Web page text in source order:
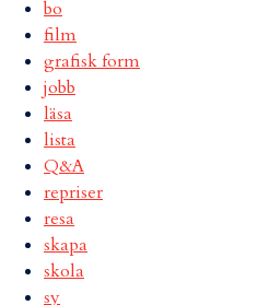
bo
film
grafisk form
jobb
läsa
lista
Q&A
repriser
resa
skapa
skola
sy